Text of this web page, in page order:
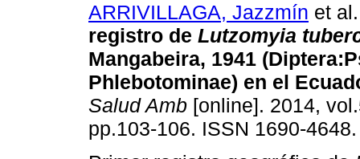
ARRIVILLAGA, Jazzmín et al.
registro de Lutzomyia
Mangabeira, 1941
Phlebotominae) en el
Salud Amb [online]. 2014,
pp.103-106. ISSN 1690-4648.